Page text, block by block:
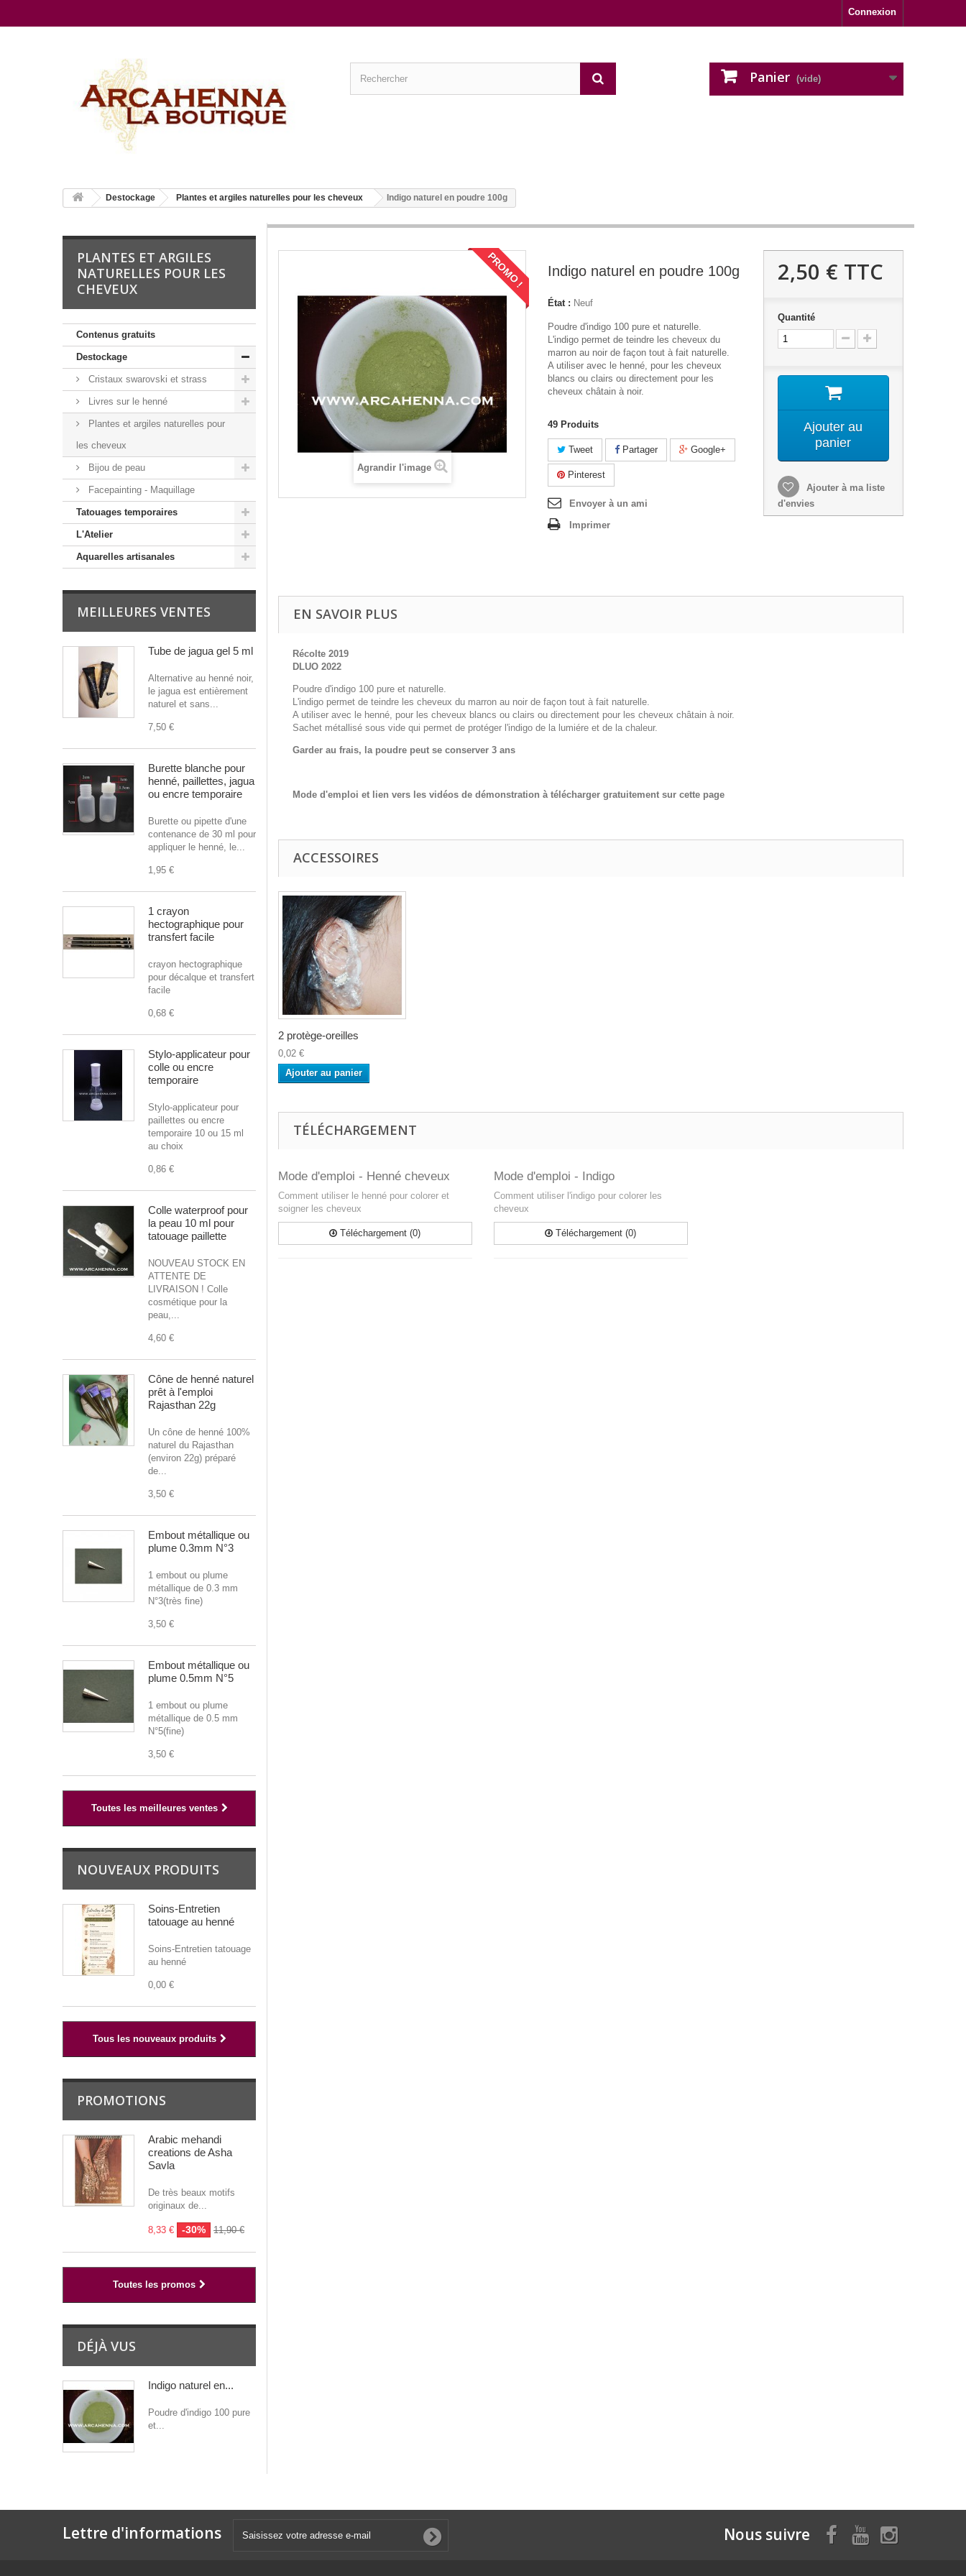
Connexion
Panier (vide)
Destockage Plantes et argiles naturelles pour les cheveux Indigo naturel en poudre 100g
PLANTES ET ARGILES
NATURELLES POUR LES
CHEVEUX
Contenus gratuits
Destockage
Cristaux swarovski et strass
Livres sur le henné
Plantes et argiles naturelles pour
les cheveux
Bijou de peau
Facepainting - Maquillage
Tatouages temporaires
L'Atelier
Aquarelles artisanales
MEILLEURES VENTES
Tube de jagua gel 5 ml
Alternative au henné noir,
le jagua est entièrement
naturel et sans...
7,50 €
Burette blanche pour
henné, paillettes, jagua
ou encre temporaire
Burette ou pipette d'une
contenance de 30 ml pour
appliquer le henné, le...
1,95 €
1 crayon
hectographique pour
transfert facile
crayon hectographique
pour décalque et transfert
facile
0,68 €
Stylo-applicateur pour
colle ou encre
temporaire
Stylo-applicateur pour
paillettes ou encre
temporaire 10 ou 15 ml
au choix
0,86 €
Colle waterproof pour
la peau 10 ml pour
tatouage paillette
NOUVEAU STOCK EN
ATTENTE DE
LIVRAISON ! Colle
cosmétique pour la
peau,...
4,60 €
Cône de henné naturel
prêt à l'emploi
Rajasthan 22g
Un cône de henné 100%
naturel du Rajasthan
(environ 22g) préparé
de...
3,50 €
Embout métallique ou
plume 0.3mm N°3
1 embout ou plume
métallique de 0.3 mm
N°3(très fine)
3,50 €
Embout métallique ou
plume 0.5mm N°5
1 embout ou plume
métallique de 0.5 mm
N°5(fine)
3,50 €
Toutes les meilleures ventes
NOUVEAUX PRODUITS
Soins-Entretien
tatouage au henné
Soins-Entretien tatouage
au henné
0,00 €
Tous les nouveaux produits
PROMOTIONS
Arabic mehandi
creations de Asha
Savla
De très beaux motifs
originaux de...
8,33 € -30% 11,90 €
Toutes les promos
DÉJÀ VUS
Indigo naturel en...
Poudre d'indigo 100 pure
et...
PROMO !
Agrandir l'image
Indigo naturel en poudre 100g
État : Neuf
Poudre d'indigo 100 pure et naturelle.
L'indigo permet de teindre les cheveux du
marron au noir de façon tout à fait naturelle.
A utiliser avec le henné, pour les cheveux
blancs ou clairs ou directement pour les
cheveux châtain à noir.
49 Produits
Tweet Partager Google+
Pinterest
Envoyer à un ami
Imprimer
2,50 € TTC
Quantité
Ajouter au
panier
Ajouter à ma liste
d'envies
EN SAVOIR PLUS
Récolte 2019
DLUO 2022
Poudre d'indigo 100 pure et naturelle.
L'indigo permet de teindre les cheveux du marron au noir de façon tout à fait naturelle.
A utiliser avec le henné, pour les cheveux blancs ou clairs ou directement pour les cheveux châtain à noir.
Sachet métallisé sous vide qui permet de protéger l'indigo de la lumiére et de la chaleur.
Garder au frais, la poudre peut se conserver 3 ans
Mode d'emploi et lien vers les vidéos de démonstration à télécharger gratuitement sur cette page
ACCESSOIRES
2 protège-oreilles
0,02 €
Ajouter au panier
TÉLÉCHARGEMENT
Mode d'emploi - Henné cheveux
Comment utiliser le henné pour colorer et
soigner les cheveux
Téléchargement (0)
Mode d'emploi - Indigo
Comment utiliser l'indigo pour colorer les
cheveux
Téléchargement (0)
Lettre d'informations Nous suivre